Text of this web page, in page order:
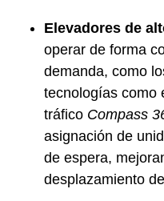
Elevadores de
operar de forma
demanda, como
tecnologías como
tráfico Compass
asignación de
de espera,
desplazamiento